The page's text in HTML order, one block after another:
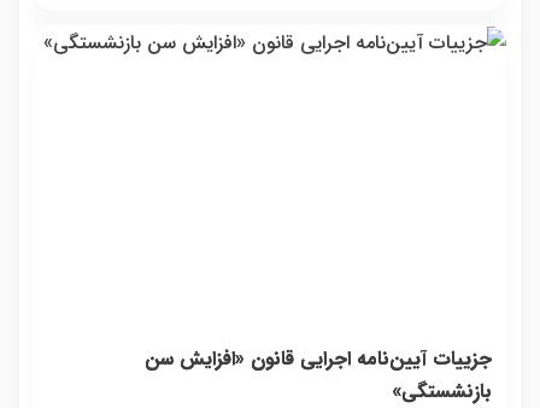
جزییات آیین‌نامه اجرایی قانون «افزایش سن
بازنشستگی»